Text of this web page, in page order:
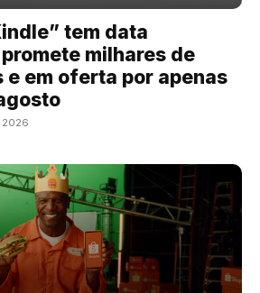
tem data
milhares de
e em oferta por apenas
2026